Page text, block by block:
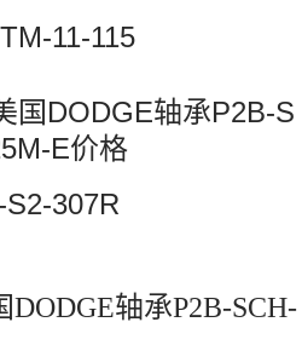
11-115
国DODGE轴承P2B-S
E价格
S2-307R
DODGE轴承P2B-SCH-